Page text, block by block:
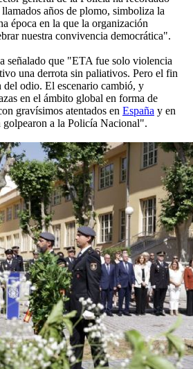
años de plomo, simboliza la
época en la que la organización
nuestra convivencia democrática".
señalado que "ETA fue solo violencia
una derrota sin paliativos. Pero el fin
odio. El escenario cambió, y
en el ámbito global en forma de
gravísimos atentados en España y en
golpearon a la Policía Nacional".